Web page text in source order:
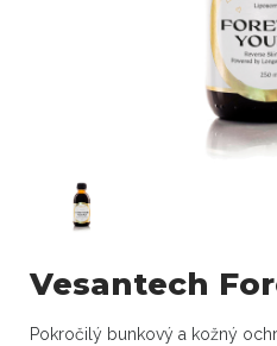
Vesantech
Pokročilý bunkový a kožný